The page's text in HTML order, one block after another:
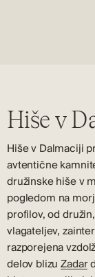
Hiše v
Hiše v Dalmaciji
avtentične
družinske hiše v
pogledom na
profilov, od
vlagateljev,
razporejena
delov blizuZadar